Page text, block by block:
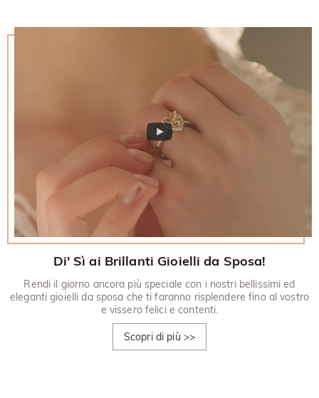
Di' Sì ai Brillanti Gioielli da Sposa!
Rendi il giorno ancora più speciale con i nostri bellissimi ed
eleganti gioielli da sposa che ti faranno risplendere fino al vostro
e vissero felici e contenti.
Scopri di più >>